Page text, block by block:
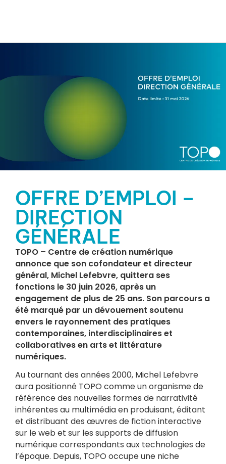
OFFRE D’EMPLOI –
DIRECTION
GÉNÉRALE
TOPO – Centre de création numérique
annonce que son cofondateur et directeur
général, Michel Lefebvre, quittera ses
fonctions le 30 juin 2026, après un
engagement de plus de 25 ans. Son parcours a
été marqué par un dévouement soutenu
envers le rayonnement des pratiques
contemporaines, interdisciplinaires et
collaboratives en arts et littérature
numériques.
Au tournant des années 2000, Michel Lefebvre
aura positionné TOPO comme un organisme de
référence des nouvelles formes de narrativité
inhérentes au multimédia en produisant, éditant
et distribuant des œuvres de fiction interactive
sur le web et sur les supports de diffusion
numérique correspondants aux technologies de
l’époque. Depuis, TOPO occupe une niche